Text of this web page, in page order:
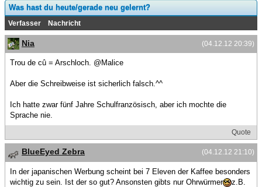
Was hast du heute/gerade neu gelernt?
Verfasser Nachricht
(04.12.12 20:39)
Nia
Trou de cû = Arschloch. @Malice
Aber die Schreibweise ist sicherlich falsch.^^
Ich hatte zwar fünf Jahre Schulfranzösisch, aber ich mochte die
Sprache nie.
Quote
(04.12.12 21:10)
BlueEyed Zebra
In der japanischen Werbung scheint bei 7 Eleven der Kaffee besonders
wichtig zu sein. Ist der so gut? Ansonsten gibts nur Ohrwürmer
z.B.